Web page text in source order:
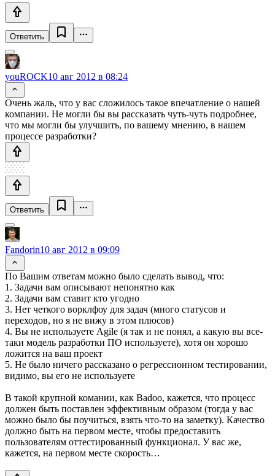
Ответить
youROCK10 авг 2012 в 08:24
Очень жаль, что у вас сложилось такое впечатление о нашей
компании. Не могли бы вы рассказать чуть-чуть подробнее,
что мы могли бы улучшить, по вашему мнению, в нашем
процессе разработки?
Ответить
Fandorin10 авг 2012 в 09:09
По Вашим ответам можно было сделать вывод, что:
1. Задачи вам описывают непонятно как
2. Задачи вам ставит кто угодно
3. Нет четкого ворклфоу для задач (много статусов и
переходов, но я не вижу в этом плюсов)
4. Вы не используете Agile (я так и не понял, а какую вы все-
таки модель разработки ПО используете), хотя он хорошо
ложится на ваш проект
5. Не было ничего рассказано о регрессионном тестировании,
видимо, вы его не используете
В такой крупной комании, как Badoo, кажется, что процесс
должен быть поставлен эффективным образом (тогда у вас
можно было бы поучиться, взять что-то на заметку). Качество
должно быть на первом месте, чтобы предоставить
пользователям оттестированный функционал. У вас же,
кажется, на первом месте скорость…